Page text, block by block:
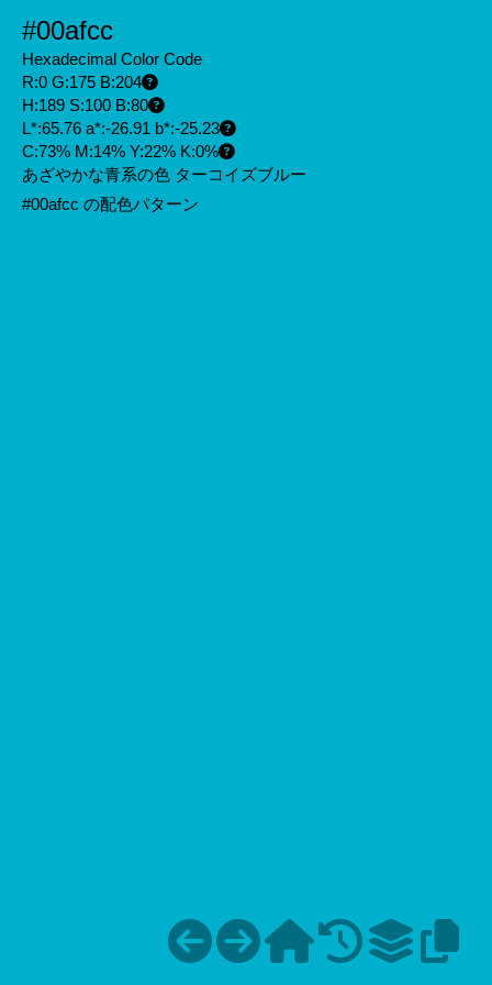
#00afcc
Hexadecimal Color Code
R:0 G:175 B:204
H:189 S:100 B:80
L*:65.76 a*:-26.91 b*:-25.23
C:73% M:14% Y:22% K:0%
あざやかな青系の色 ターコイズブルー
#00afcc の配色パターン